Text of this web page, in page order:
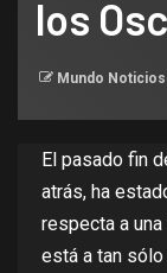
los
Mundo
El pasado fin
atrás, ha
respecta a
está a tan